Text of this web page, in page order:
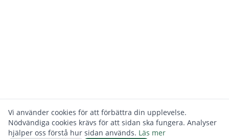
Vi använder cookies för att förbättra din upplevelse.
Nödvändiga cookies krävs för att sidan ska fungera. Analyser
hjälper oss förstå hur sidan används. Läs mer